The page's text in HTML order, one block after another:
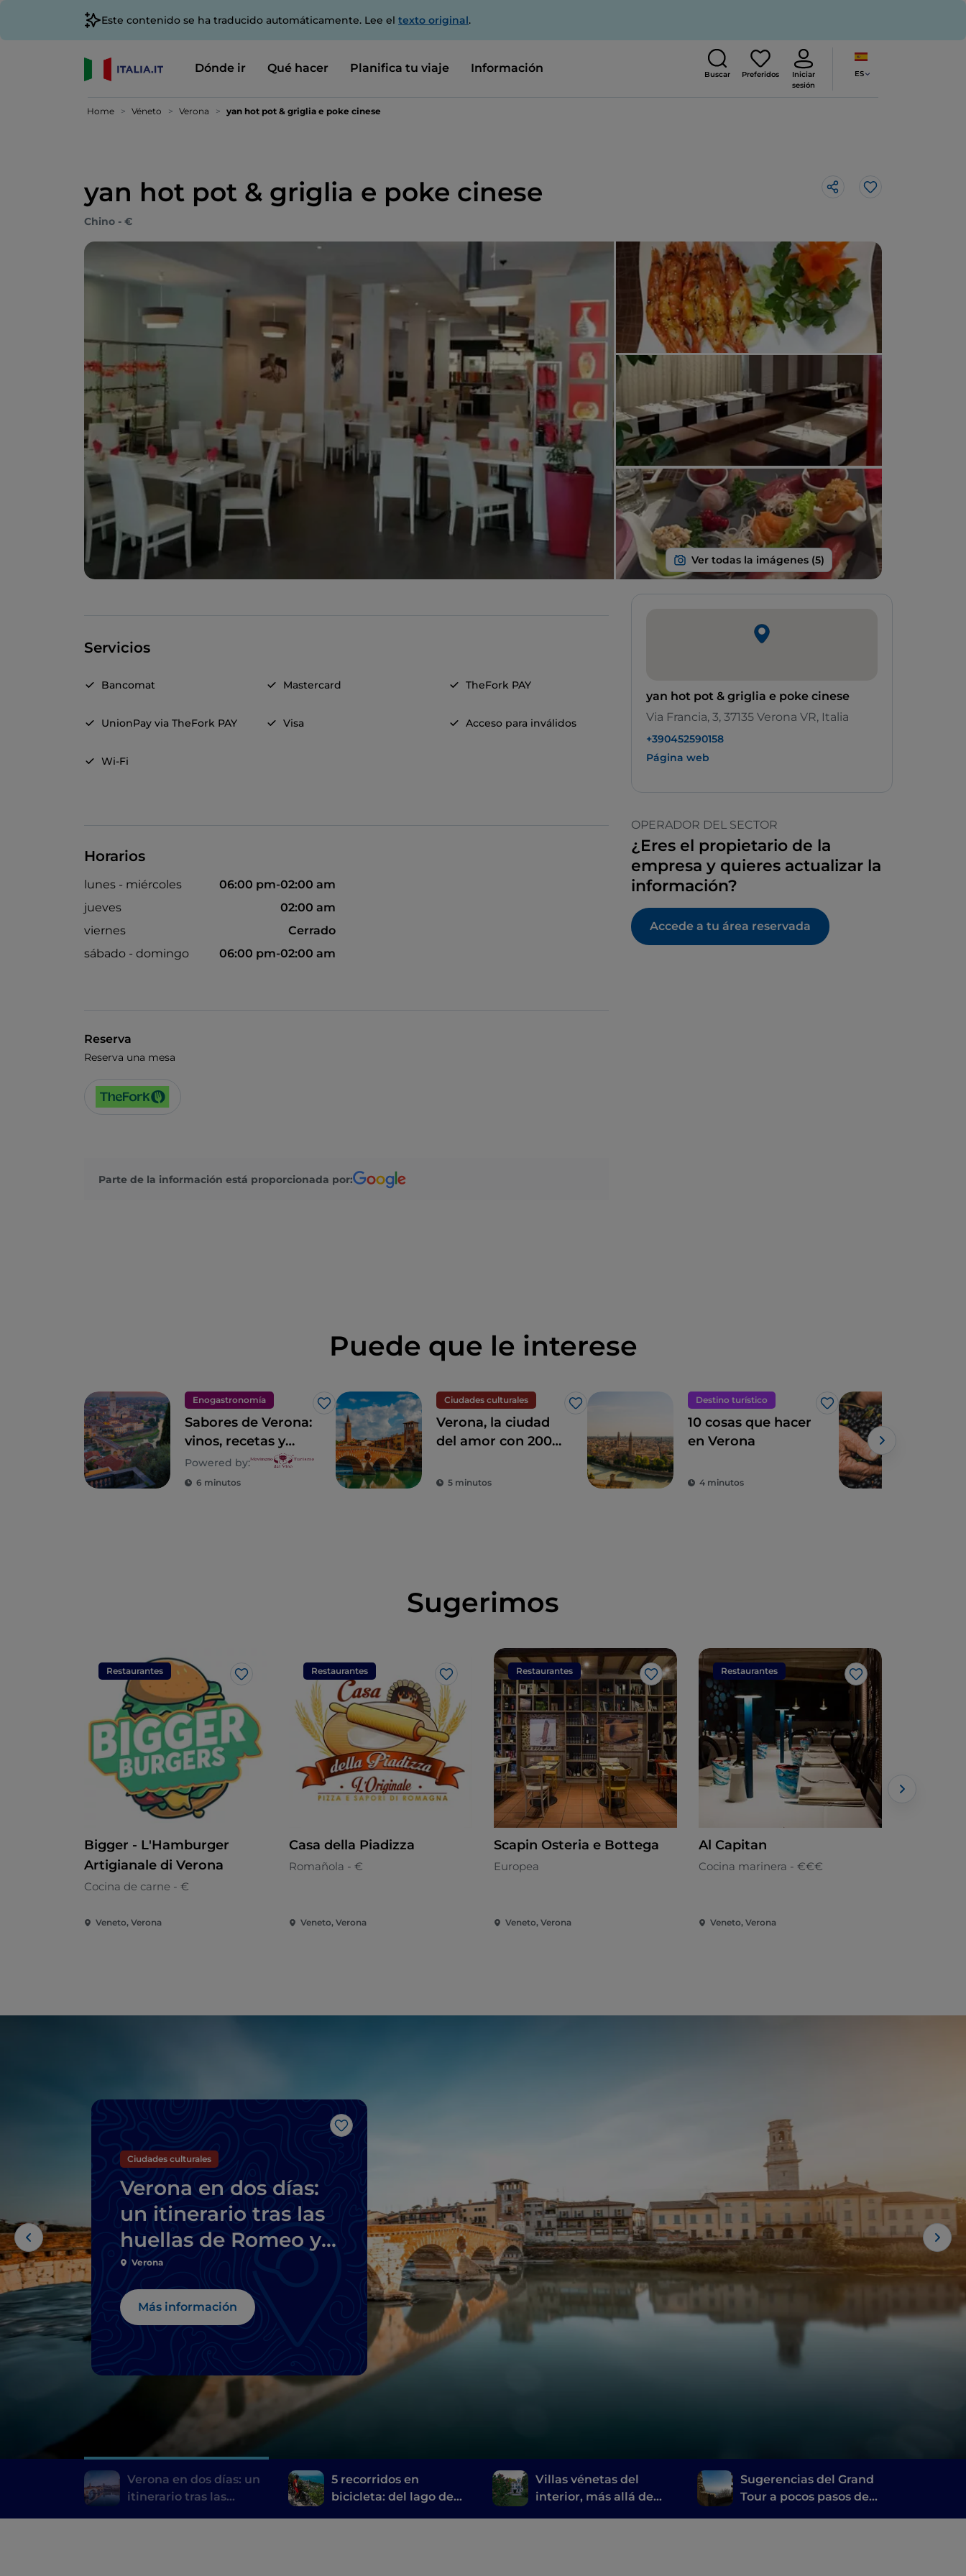
Este contenido se ha traducido automáticamente. Lee el texto original.
Dónde ir Qué hacer Planifica tu viaje Información Buscar Preferidos
Iniciar
sesión
ES
Home Véneto Verona yan hot pot & griglia e poke cinese
yan hot pot & griglia e poke cinese Me gusta
Chino - €
Servicios
Bancomat Mastercard TheFork PAY
UnionPay via TheFork PAY Visa Acceso para inválidos
Wi-Fi
Horarios
lunes - miércoles
06:00 pm-02:00 am
jueves
02:00 am
viernes
Cerrado
sábado - domingo
06:00 pm-02:00 am
Reserva
Reserva una mesa
Parte de la información está proporcionada por:
yan hot pot & griglia e poke cinese
Via Francia, 3, 37135 Verona VR, Italia
+390452590158
Página web
OPERADOR DEL SECTOR
¿Eres el propietario de la
empresa y quieres actualizar la
información?
Accede a tu área reservada
Puede que le interese
Enogastronomía
Me gusta
Sabores de Verona:
vinos, recetas y
lugares con sabor
veronés
Powered by:
6 minutos
Ciudades culturales
Me gusta
Verona, la ciudad
del amor con 2000
5 minutos
Destino turístico
Me gusta
10 cosas que hacer
en Verona
4 minutos
Sugerimos
Restaurantes
Me gusta
Bigger - L'Hamburger
Artigianale di Verona
Cocina de carne - €
Veneto, Verona
Restaurantes
Me gusta
Casa della Piadizza
Romañola - €
Veneto, Verona
Restaurantes
Me gusta
Scapin Osteria e Bottega
Europea
Veneto, Verona
Restaurantes
Me gusta
Al Capitan
Cocina marinera - €€€
Veneto, Verona
Me gusta
Ciudades culturales
Verona en dos días:
un itinerario tras las
huellas de Romeo y
Julieta
Verona
Más información
Verona en dos días: un
itinerario tras las
5 recorridos en
bicicleta: del lago de
Villas vénetas del
interior, más allá de
Sugerencias del Grand
Tour a pocos pasos de